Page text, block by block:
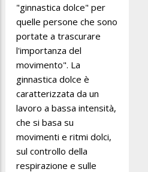
"ginnastica dolce" per
quelle persone che sono
portate a trascurare
l'importanza del
movimento". La
ginnastica dolce è
caratterizzata da un
lavoro a bassa intensità,
che si basa su
movimenti e ritmi dolci,
sul controllo della
respirazione e sulle